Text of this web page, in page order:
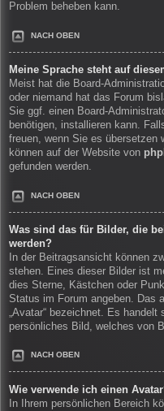
Problem beheben kann.
NACH OBEN
Meine Sprache steht auf
Meist hat die Board-
oder niemand hat das Forum
Sie ggf. einen Board-
benötigen, installieren kann.
freuen, wenn Sie es übersetzen
können auf der Website von
gefunden werden.
NACH OBEN
Was sind das für Bilder, die
werden?
In der Beitragsansicht können
stehen. Eines dieser Bilder ist
dies Sterne, Kästchen oder
Status im Forum angeben. Das
„Avatar“ bezeichnet. Es
persönliches Bild, welches von
NACH OBEN
Wie verwende ich einen
In Ihrem persönlichen Bereich